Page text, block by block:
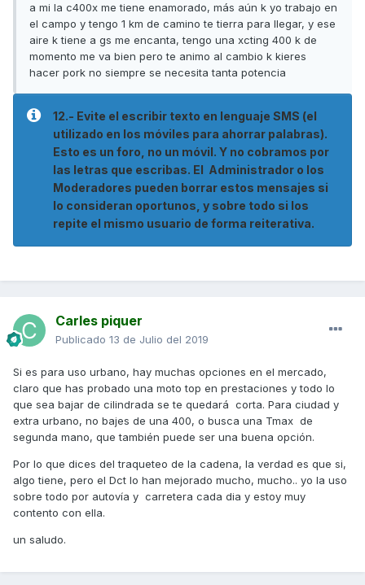
a mi la c400x me tiene enamorado, más aún k yo trabajo en
el campo y tengo 1 km de camino te tierra para llegar, y ese
aire k tiene a gs me encanta, tengo una xcting 400 k de
momento me va bien pero te animo al cambio k kieres
hacer pork no siempre se necesita tanta potencia
12.- Evite el escribir texto en lenguaje SMS (el
utilizado en los móviles para ahorrar palabras).
Esto es un foro, no un móvil. Y no cobramos por
las letras que escribas. El Administrador o los
Moderadores pueden borrar estos mensajes si
lo consideran oportunos, y sobre todo si los
repite el mismo usuario de forma reiterativa.
Carles piquer
Publicado 13 de Julio del 2019
Si es para uso urbano, hay muchas opciones en el mercado,
claro que has probado una moto top en prestaciones y todo lo
que sea bajar de cilindrada se te quedará corta. Para ciudad y
extra urbano, no bajes de una 400, o busca una Tmax de
segunda mano, que también puede ser una buena opción.
Por lo que dices del traqueteo de la cadena, la verdad es que si,
algo tiene, pero el Dct lo han mejorado mucho, mucho.. yo la uso
sobre todo por autovía y carretera cada dia y estoy muy
contento con ella.
un saludo.